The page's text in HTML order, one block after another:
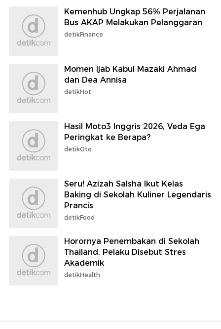
Kemenhub Ungkap 56% Perjalanan
Bus AKAP Melakukan Pelanggaran
detikFinance
Momen Ijab Kabul Mazaki Ahmad
dan Dea Annisa
detikHot
Hasil Moto3 Inggris 2026, Veda Ega
Peringkat ke Berapa?
detikOto
Seru! Azizah Salsha Ikut Kelas
Baking di Sekolah Kuliner Legendaris
Prancis
detikFood
Horornya Penembakan di Sekolah
Thailand, Pelaku Disebut Stres
Akademik
detikHealth